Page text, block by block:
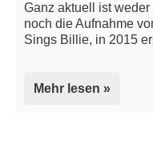
Ganz aktuell ist
noch die Aufnahme
Sings Billie, in 2015
Mehr lesen »